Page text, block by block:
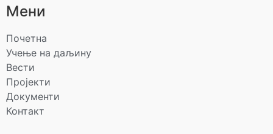
Мени
Почетна
Учење на даљину
Вести
Пројекти
Документи
Контакт